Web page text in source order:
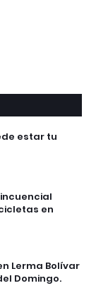
estar tu
en
Lerma Bolívar
Domingo.